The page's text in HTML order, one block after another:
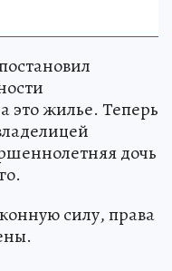
это жилье. Теперь
дочь
силу, права